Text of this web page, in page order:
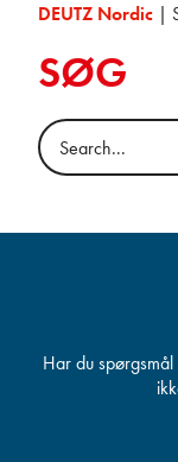
DEUTZ Nordic |
SØG
Har du